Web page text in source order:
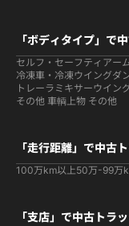
「ボディタイプ」で
セルフ・セーフティ アー
冷凍車・冷凍ウイングダ
トレーラ ミキサーウイン
その他 車輌 上物 その他
「走行距離」で中古
100万km以上50万-99万
「支店」で中古トラ